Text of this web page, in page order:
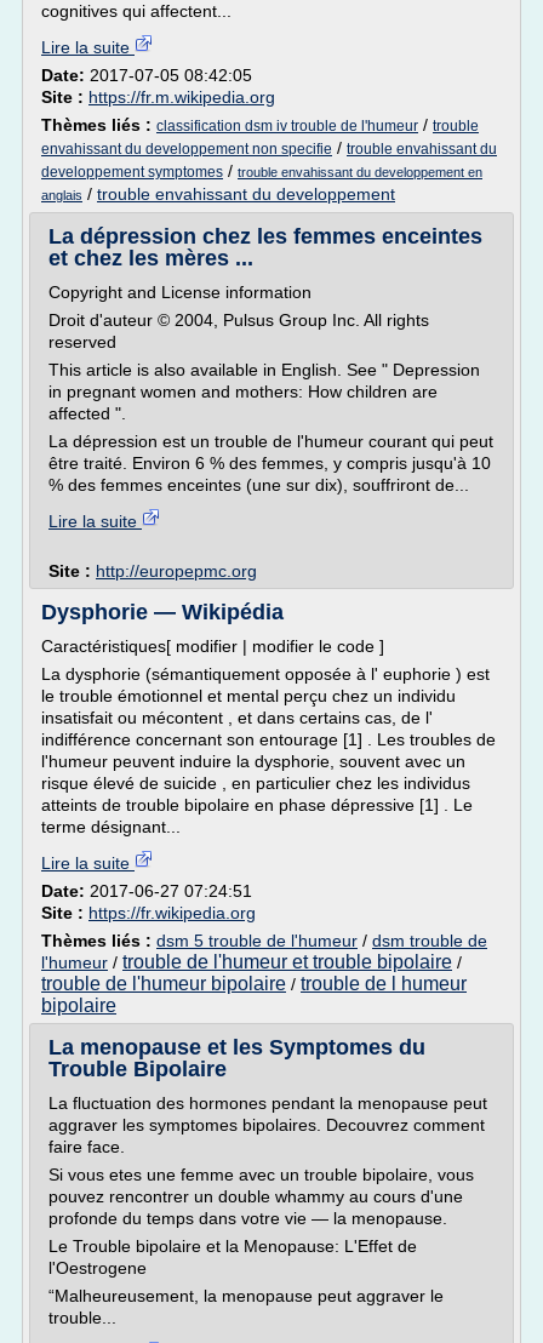
cognitives qui affectent...
Lire la suite
Date: 2017-07-05 08:42:05
Site : https://fr.m.wikipedia.org
Thèmes liés : classification dsm iv trouble de l'humeur / trouble
envahissant du developpement non specifie / trouble envahissant du
developpement symptomes / trouble envahissant du developpement en
anglais / trouble envahissant du developpement
La dépression chez les femmes enceintes
et chez les mères ...
Copyright and License information
Droit d'auteur © 2004, Pulsus Group Inc. All rights
reserved
This article is also available in English. See " Depression
in pregnant women and mothers: How children are
affected ".
La dépression est un trouble de l'humeur courant qui peut
être traité. Environ 6 % des femmes, y compris jusqu'à 10
% des femmes enceintes (une sur dix), souffriront de...
Lire la suite
Site : http://europepmc.org
Dysphorie — Wikipédia
Caractéristiques[ modifier | modifier le code ]
La dysphorie (sémantiquement opposée à l' euphorie ) est
le trouble émotionnel et mental perçu chez un individu
insatisfait ou mécontent , et dans certains cas, de l'
indifférence concernant son entourage [1] . Les troubles de
l'humeur peuvent induire la dysphorie, souvent avec un
risque élevé de suicide , en particulier chez les individus
atteints de trouble bipolaire en phase dépressive [1] . Le
terme désignant...
Lire la suite
Date: 2017-06-27 07:24:51
Site : https://fr.wikipedia.org
Thèmes liés : dsm 5 trouble de l'humeur / dsm trouble de
l'humeur / trouble de l'humeur et trouble bipolaire /
trouble de l'humeur bipolaire / trouble de l humeur
bipolaire
La menopause et les Symptomes du
Trouble Bipolaire
La fluctuation des hormones pendant la menopause peut
aggraver les symptomes bipolaires. Decouvrez comment
faire face.
Si vous etes une femme avec un trouble bipolaire, vous
pouvez rencontrer un double whammy au cours d'une
profonde du temps dans votre vie — la menopause.
Le Trouble bipolaire et la Menopause: L'Effet de
l'Oestrogene
“Malheureusement, la menopause peut aggraver le
trouble...